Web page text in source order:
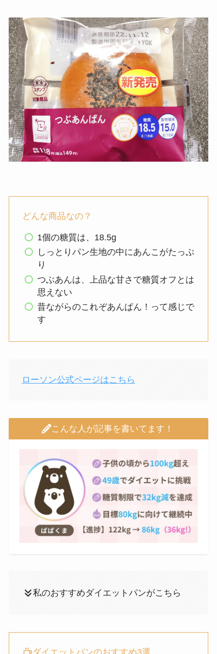
どんな商品なの？
1個の糖質は、18.5g
しっとりパン生地の中にあんこがたっぷ
り
つぶあんは、上品な甘さで糖質オフとは
思えない
昔ながらのこれぞあんぱん！って感じで
す
ローソン公式ページはこちら
こんな人が記事を書いてます！
私のおすすめダイエットパンがこちら
ダイエットパンのおすすめ3選